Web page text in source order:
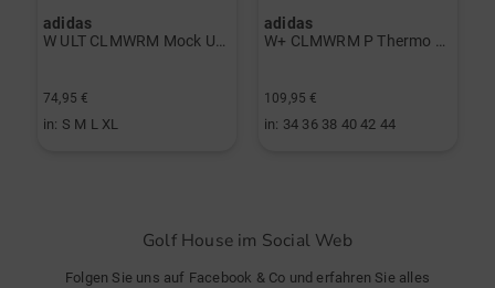
adidas
W ULT CLMWRM Mock Unterzieher schwarz
74,95 €
in: S M L XL
adidas
W+ CLMWRM P Thermo Hose grau
109,95 €
in: 34 36 38 40 42 44
Golf House im Social Web
Folgen Sie uns auf Facebook & Co und erfahren Sie alles